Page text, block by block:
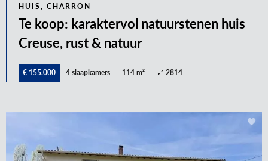
HUIS, CHARRON
Te koop: karaktervol natuurstenen huis
Creuse, rust & natuur
€ 155.000 4 slaapkamers 114 m² 2814